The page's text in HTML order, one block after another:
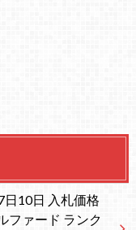
10日 入札価格
ファード ランク